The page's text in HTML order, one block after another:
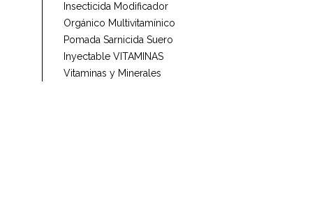
Insecticida Modificador
Orgánico Multivitamínico
Pomada Sarnicida Suero
Inyectable VITAMINAS
Vitaminas y Minerales